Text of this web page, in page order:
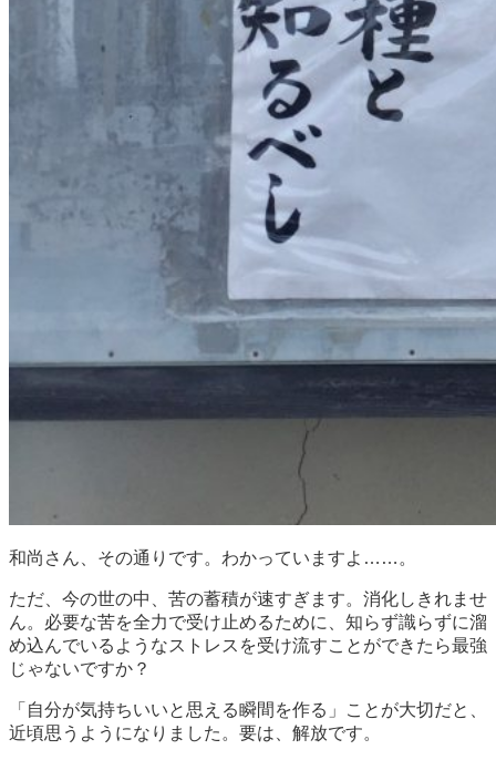
和尚さん、その通りです。わかっていますよ……。
ただ、今の世の中、苦の蓄積が速すぎます。消化しきれませ
ん。必要な苦を全力で受け止めるために、知らず識らずに溜
め込んでいるようなストレスを受け流すことができたら最強
じゃないですか？
「自分が気持ちいいと思える瞬間を作る」ことが大切だと、
近頃思うようになりました。要は、解放です。